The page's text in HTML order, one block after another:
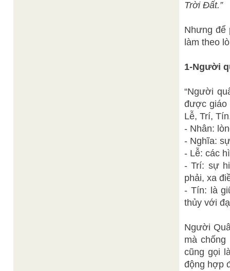
Trời Đất.”
Nhưng để
làm theo
1-Người
“Người
được giáo
Lễ, Trí,
- Nhân:
- Nghĩa:
- Lễ: các
- Trí: sự
phải, xa
- Tín: là
thủy với
Người
mà
cũng gọi
động hợp